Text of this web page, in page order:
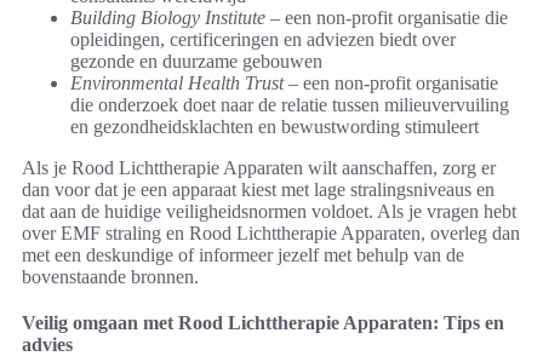
Building Biology Institute – een non-profit organisatie die
opleidingen, certificeringen en adviezen biedt over
gezonde en duurzame gebouwen
Environmental Health Trust– een non-profit organisatie
die onderzoek doet naar de relatie tussen milieuvervuiling
en gezondheidsklachten en bewustwording stimuleert
Als je Rood Lichttherapie Apparaten wilt aanschaffen, zorg er
dan voor dat je een apparaat kiest met lage stralingsniveaus en
dat aan de huidige veiligheidsnormen voldoet. Als je vragen hebt
over EMF straling en Rood Lichttherapie Apparaten, overleg dan
met een deskundige of informeer jezelf met behulp van de
bovenstaande bronnen.
Veilig omgaan met Rood Lichttherapie Apparaten: Tips en
advies